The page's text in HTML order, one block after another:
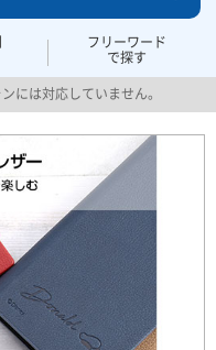
フリーワード
で探す
には対応していません。